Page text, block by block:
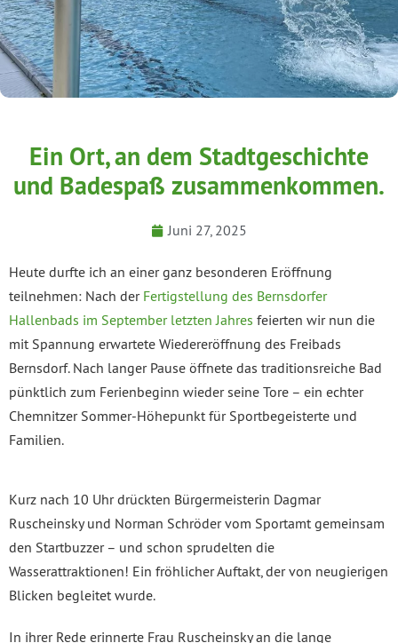
Ein Ort, an dem Stadtgeschichte
und Badespaß zusammenkommen.
Juni 27, 2025
Heute durfte ich an einer ganz besonderen Eröffnung
teilnehmen: Nach der Fertigstellung des Bernsdorfer
Hallenbads im September letzten Jahres feierten wir nun die
mit Spannung erwartete Wiedereröffnung des Freibads
Bernsdorf. Nach langer Pause öffnete das traditionsreiche Bad
pünktlich zum Ferienbeginn wieder seine Tore – ein echter
Chemnitzer Sommer-Höhepunkt für Sportbegeisterte und
Familien.
Kurz nach 10 Uhr drückten Bürgermeisterin Dagmar
Ruscheinsky und Norman Schröder vom Sportamt gemeinsam
den Startbuzzer – und schon sprudelten die
Wasserattraktionen! Ein fröhlicher Auftakt, der von neugierigen
Blicken begleitet wurde.
In ihrer Rede erinnerte Frau Ruscheinsky an die lange